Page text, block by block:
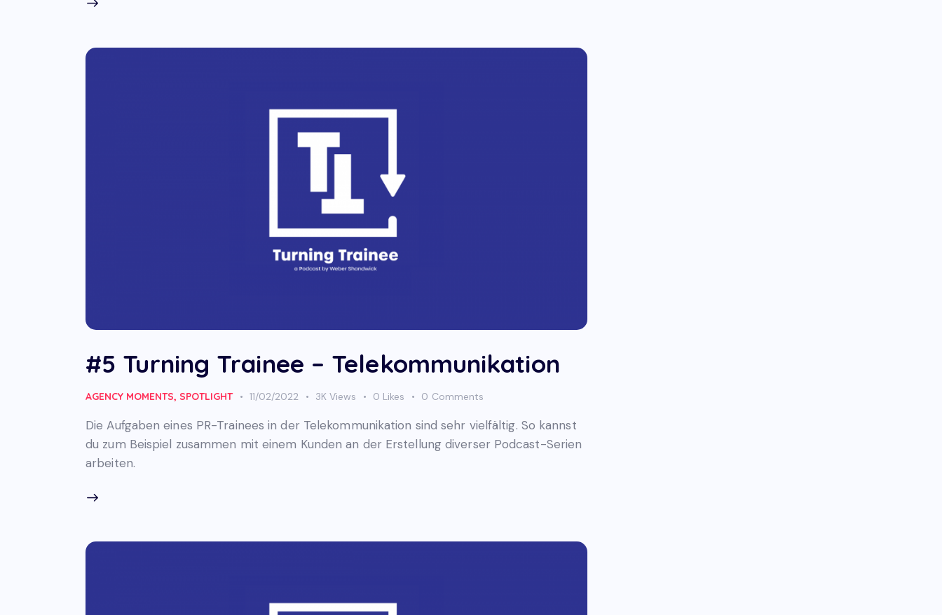
#5 Turning Trainee – Telekommunikation
AGENCY MOMENTS, SPOTLIGHT 11/02/2022 3K Views 0 Likes 0 Comments
Die Aufgaben eines PR-Trainees in der Telekommunikation sind sehr vielfältig. So kannst
du zum Beispiel zusammen mit einem Kunden an der Erstellung diverser Podcast-Serien
arbeiten.